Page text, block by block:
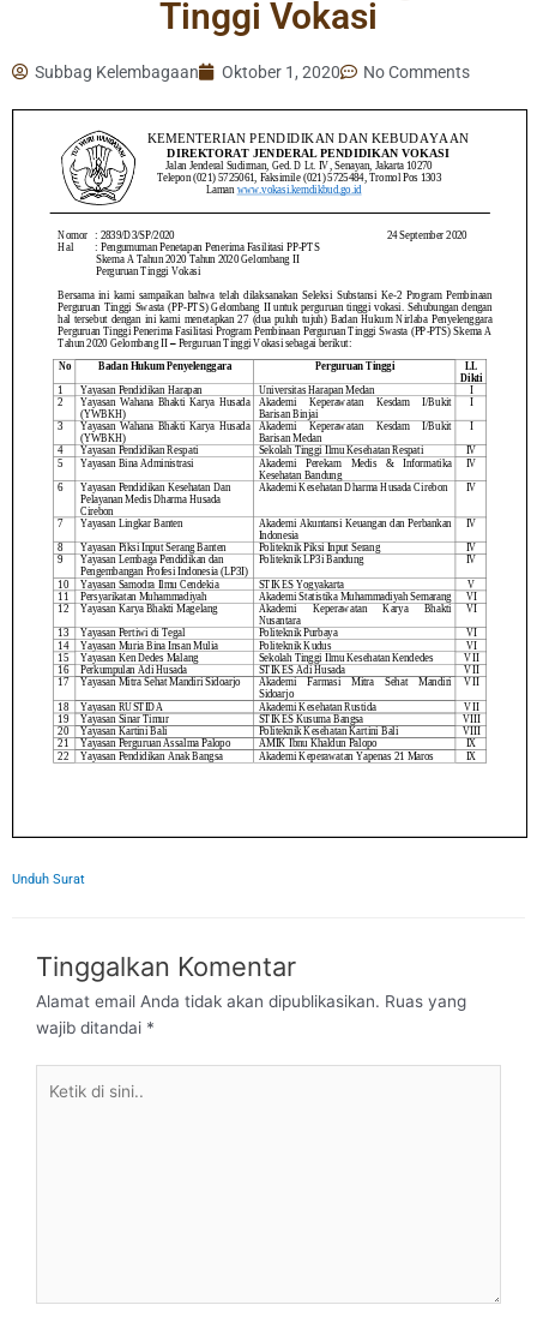
Tinggi Vokasi
Subbag Kelembagaan Oktober 1, 2020 No Comments
Unduh Surat
Tinggalkan Komentar
Alamat email Anda tidak akan dipublikasikan. Ruas yang
wajib ditandai *